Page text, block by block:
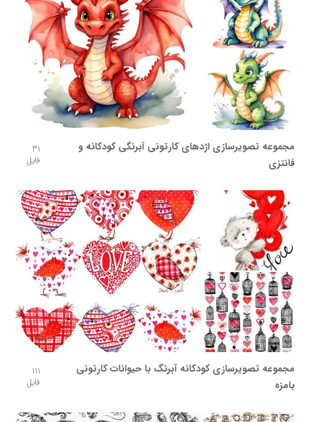
مجموعه تصویرسازی اژدهای کارتونی آبرنگی کودکانه و
فانتزی
31
فایل
مجموعه تصویرسازی کودکانه آبرنگ با حیوانات کارتونی
بامزه
111
فایل